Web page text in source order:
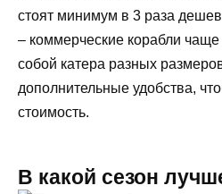
стоят минимум в 3 раза
– коммерческие корабли
собой катера разных
дополнительные удобства,
стоимость.
В какой сезон